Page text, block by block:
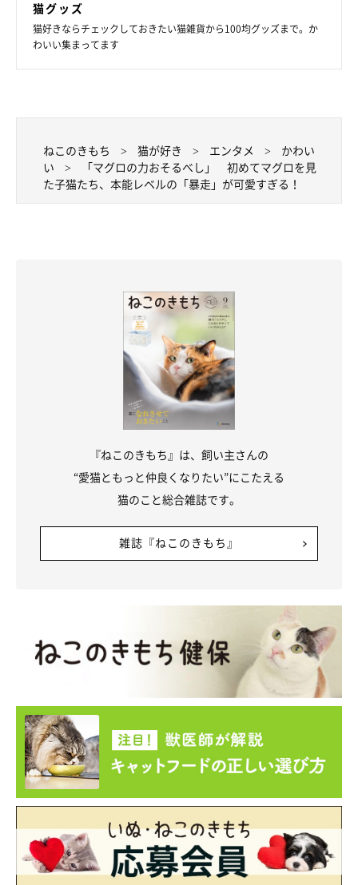
猫グッズ
猫好きならチェックしておきたい猫雑貨から100均グッズまで。か
わいい集まってます
ねこのきもち 猫が好き エンタメ
かわい
い
「マグロの力おそるべし」 初めてマグロを見
た子猫たち、本能レベルの「暴走」が可愛すぎる！
『ねこのきもち』は、飼い主さんの
“愛猫ともっと仲良くなりたい”にこたえる
猫のこと総合雑誌です。
雑誌『ねこのきもち』